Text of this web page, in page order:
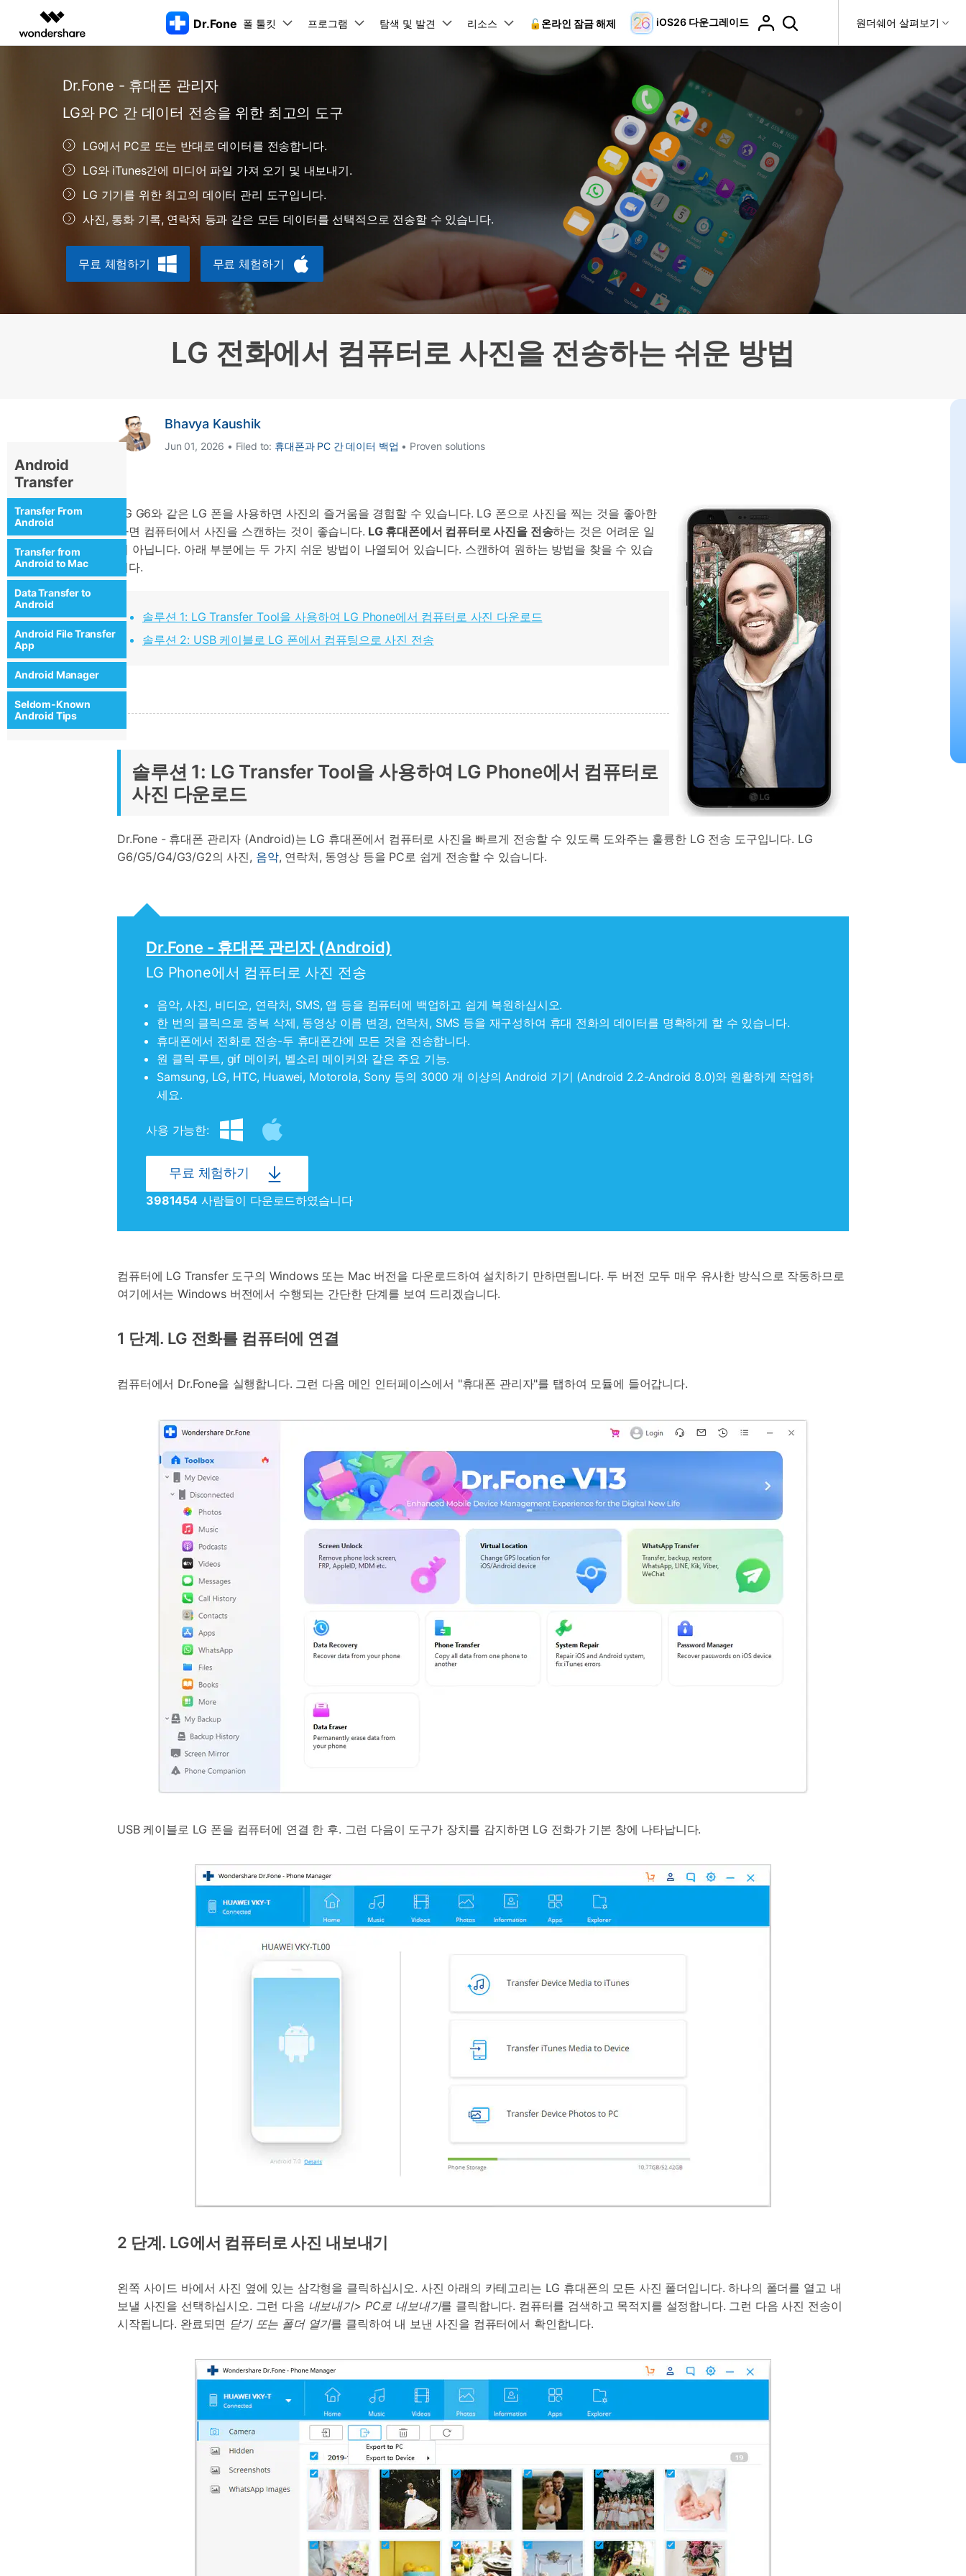
주요 제품
동영상 크리에이티비티
Filmora
UniConverter
올인원 미디어 툴박스
DemoCreator
강력한 화면 녹화
Media.io
EdrawMax
EdrawMind
마인드맵 프로그램
HiPDF
무료 올인원 온라인 PDF 도구
유틸리티 제품
Recoverit
데이터 복구
Repairit
손상된 동영상, 사진 등 복구
Dr.Fone
모바일 기기 관리
FamiSafe
자녀 보호 앱
비즈니스
회사 소개
플랜 및 가격
도움말 센터
모든 제품 알아보기
비즈니스
엔터프라이즈
교육
파트너
제휴
PDFelement
동영상 크리에이티비티
UniConverter
DemoCreator
Dr.Fone
Recoverit
회사 소개 뉴스룸 플랜 및 가격 도움말 센터 원더쉐어 살펴보기
Dr.Fone 폴 툴킷
Dr.Fone Basic
폴 툴킷 보기 >
Android 시스팀 복원
iTunes 복원
iOS 데이터 복구 Android 데이터 복구
비밀번호 관리
iOS 비밀번호 관리
데이터 지우기
iOS 데이터 지우기 Android 데이터 지우기
WhatsApp 전송
WhatsApp 백업 & 전송
핸드폰 전송
핸드폰간 전송
가상 위치
iOS & Android 위치 변경
프로그램
데스크탑
Dr.Fone Win버전
모든 핸드폰 문제를 해결하는 올인원
무료 체험하기
Dr.Fone macOS버전
툴킷
Dr.Fone Android용
삭제되었거나 손실된 Android 데이
무료 체험하기
Dr.Fone iOS용
iPhone 저장 및 차단 앱 청소
Dr.Fone 온라인 잠금 해제
온라인 삼성 FRP 잠금 우회
Dr.Fone Air
온라인 화면 미러링 및 파일 액세스
온라인 HEIC 컨버터
DocPassRemover
PDF 잠금 해제 & 제한 제거
iCloud 활성화 잠금 해제
iCloud 잠금 & 음소거 카메라 우회
온라인 무료 체험하기
탐색 및 발견
닥터폰 하이라이트 살펴보기
아이폰 잠금 해제용
아이폰 화면 잠금 해제
Apple ID 제거
화면 시간 암호 우회
아이폰 캐리어 잠금 해제
iOS 수정용
iOS 18/26 문제 수정
iOS 26 다운그레이드
아이폰 비밀번호 초기화
Android 수정용
삼성 화면 잠금 해제
FRP 잠금 우회
Android 루팅 도구
Android 네트워크 잠금 해제
Android 검은 화면 수정
핸드폰 스위처 데이터 백업 및 복원
아이폰 문자 메시지 백업
WhatsApp 백업 및 복원
비즈니스 및 캠페인
BFCM WhatsApp 마케팅
구형 휴대폰 판매 가이드
사용 방법은 무엇입니까?
사용 가이드
비디오 튜토리얼
다운로드 센터>
고객 지원 센터
리소스
다운로드 센터
공식 설치 파일 및 최신 버전 업데이
트를 제공합니다.
리소스 허브
가 팁 및 최신 모바일 소식을 확인하
간단한 영상으로 Dr.Fone 사용법을 확인하세요.
기술 사양
시스템 요구 사항 및 지원 기기 정보를 확인하세요.
무료 기능 체험
고객 지원
도움말 센터
자주 묻는 질문, 문제 해결 및 일반적인 해결 방법을 제
공합니다.
최신 버전으로 업그레이드
Dr.Fone 13의 새로운 기능과 혜택을 확인하세요.
기업 및 단체 라이선스
팀 및 기업을 위한 라이선스와 우선 지원 서비스를 제공
합니다.
기술 또는 계정 관련 문의를 도와드립니다.
🔓️온라인 잠금 해제 iOS26 다운그레이드
Dr.Fone - 휴대폰 관리자
LG와 PC 간 데이터 전송을 위한 최고의 도구
LG에서 PC로 또는 반대로 데이터를 전송합니다.
LG와 iTunes간에 미디어 파일 가져 오기 및 내보내기.
LG 기기를 위한 최고의 데이터 관리 도구입니다.
사진, 통화 기록, 연락처 등과 같은 모든 데이터를 선택적으로 전송할 수 있습니다.
무료 체험하기 무료 체험하기
LG 전화에서 컴퓨터로 사진을 전송하는 쉬운 방법
Android
Transfer
Transfer From
Android
Transfer from
Android to Mac
Data Transfer to
Android
Android File Transfer
App
Android Manager
Seldom-Known
Android Tips
Bhavya Kaushik
Jun 01, 2026 • Filed to: 휴대폰과 PC 간 데이터 백업 • Proven solutions
LG G6와 같은 LG 폰을 사용하면 사진의 즐거움을 경험할 수 있습니다. LG 폰으로 사진을 찍는 것을 좋아한
다면 컴퓨터에서 사진을 스캔하는 것이 좋습니다. LG 휴대폰에서 컴퓨터로 사진을 전송하는 것은 어려운 일
이 아닙니다. 아래 부분에는 두 가지 쉬운 방법이 나열되어 있습니다. 스캔하여 원하는 방법을 찾을 수 있습
니다.
솔루션 1: LG Transfer Tool을 사용하여 LG Phone에서 컴퓨터로 사진 다운로드
솔루션 2: USB 케이블로 LG 폰에서 컴퓨팅으로 사진 전송
솔루션 1: LG Transfer Tool을 사용하여 LG Phone에서 컴퓨터로
사진 다운로드
Dr.Fone - 휴대폰 관리자 (Android)는 LG 휴대폰에서 컴퓨터로 사진을 빠르게 전송할 수 있도록 도와주는 훌륭한 LG 전송 도구입니다. LG
G6/G5/G4/G3/G2의 사진, 음악, 연락처, 동영상 등을 PC로 쉽게 전송할 수 있습니다.
Dr.Fone - 휴대폰 관리자 (Android)
LG Phone에서 컴퓨터로 사진 전송
음악, 사진, 비디오, 연락처, SMS, 앱 등을 컴퓨터에 백업하고 쉽게 복원하십시오.
한 번의 클릭으로 중복 삭제, 동영상 이름 변경, 연락처, SMS 등을 재구성하여 휴대 전화의 데이터를 명확하게 할 수 있습니다.
휴대폰에서 전화로 전송-두 휴대폰간에 모든 것을 전송합니다.
원 클릭 루트, gif 메이커, 벨소리 메이커와 같은 주요 기능.
Samsung, LG, HTC, Huawei, Motorola, Sony 등의 3000 개 이상의 Android 기기 (Android 2.2-Android 8.0)와 원활하게 작업하
세요.
사용 가능한:
무료 체험하기
3981454사람들이 다운로드하였습니다
컴퓨터에 LG Transfer 도구의 Windows 또는 Mac 버전을 다운로드하여 설치하기 만하면됩니다. 두 버전 모두 매우 유사한 방식으로 작동하므로
여기에서는 Windows 버전에서 수행되는 간단한 단계를 보여 드리겠습니다.
1 단계. LG 전화를 컴퓨터에 연결
컴퓨터에서 Dr.Fone을 실행합니다. 그런 다음 메인 인터페이스에서 "휴대폰 관리자"를 탭하여 모듈에 들어갑니다.
USB 케이블로 LG 폰을 컴퓨터에 연결 한 후. 그런 다음이 도구가 장치를 감지하면 LG 전화가 기본 창에 나타납니다.
2 단계. LG에서 컴퓨터로 사진 내보내기
왼쪽 사이드 바에서 사진 옆에 있는 삼각형을 클릭하십시오. 사진 아래의 카테고리는 LG 휴대폰의 모든 사진 폴더입니다. 하나의 폴더를 열고 내
보낼 사진을 선택하십시오. 그런 다음 내보내기> PC로 내보내기를 클릭합니다. 컴퓨터를 검색하고 목적지를 설정합니다. 그런 다음 사진 전송이
시작됩니다. 완료되면 닫기 또는 폴더 열기를 클릭하여 내 보낸 사진을 컴퓨터에서 확인합니다.